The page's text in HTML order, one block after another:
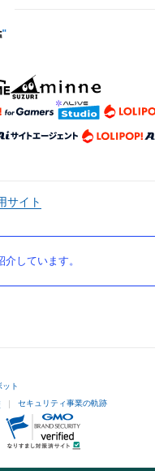
サイト
しています。
ト
セキュリティ事業の軌跡